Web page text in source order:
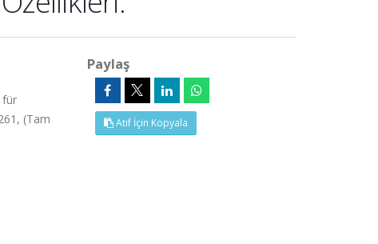
für
(Tam
Paylaş
Atıf İçin Kopyala